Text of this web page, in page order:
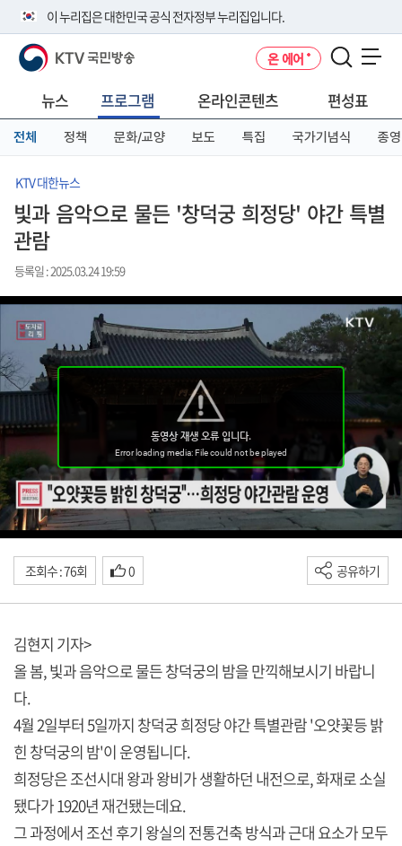
이 누리집은 대한민국 공식 전자정부 누리집입니다.
공식 누리집 주소 확인하기
니다.
이밖에 or.kr 또는 .kr등 다른 도메인 주소를 사용하고 있다면 아래 URL에
서 도메인 주소를 확인해 보세요
KTV 국민방송 온 에어
뉴스 프로그램 온라인콘텐츠 편성표
전체 정책 문화/교양 보도 특집 국가기념식 종영
KTV 대한뉴스
빛과 음악으로 물든 '창덕궁 희정당' 야간 특별
관람
등록일 : 2025.03.24 19:59
조회수 : 76회 0 공유하기
김현지 기자>
올 봄, 빛과 음악으로 물든 창덕궁의 밤을 만끽해보시기 바랍니
다.
4월 2일부터 5일까지 창덕궁 희정당 야간 특별관람 '오얏꽃등 밝
힌 창덕궁의 밤'이 운영됩니다.
희정당은 조선시대 왕과 왕비가 생활하던 내전으로, 화재로 소실
됐다가 1920년 재건됐는데요.
그 과정에서 조선 후기 왕실의 전통건축 방식과 근대 요소가 모두